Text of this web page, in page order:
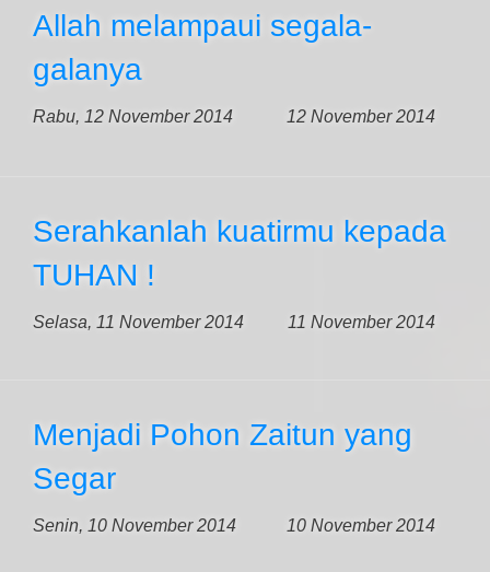
Allah melampaui segala-
galanya
Rabu, 12 November 2014 12 November 2014
Serahkanlah kuatirmu kepada
TUHAN !
Selasa, 11 November 2014 11 November 2014
Menjadi Pohon Zaitun yang
Segar
Senin, 10 November 2014 10 November 2014